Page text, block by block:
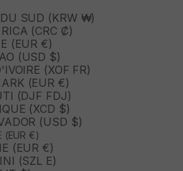
DU SUD (KRW ₩)
(CRC ₡)
(EUR €)
(USD $)
(XOF FR)
(EUR €)
(DJF FDJ)
(XCD $)
(USD $)
(EUR €)
(EUR €)
(SZL E)